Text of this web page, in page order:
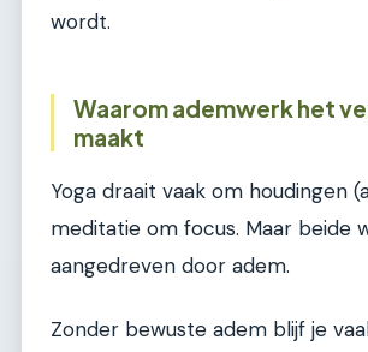
wordt.
Waarom ademwerk het
maakt
Yoga draait vaak om houdingen
meditatie om focus. Maar beide
aangedreven door adem.
Zonder bewuste adem blijf je